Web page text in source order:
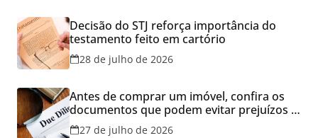
Decisão do STJ reforça importância do
testamento feito em cartório
28 de julho de 2026
Antes de comprar um imóvel, confira os
documentos que podem evitar prejuízos e
disputas na justiça
27 de julho de 2026